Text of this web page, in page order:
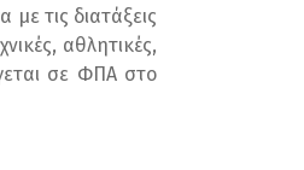
τις διατάξεις
αθλητικές,
σε ΦΠΑ στο